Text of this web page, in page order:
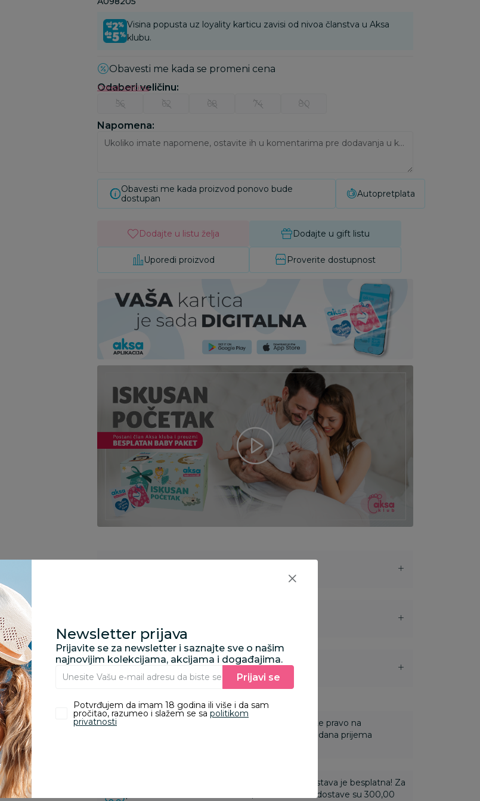
Visina popusta uz loyality karticu zavisi od nivoa članstva u Aksa
klubu.
Obavesti me kada se promeni cena
Odaberi veličinu:
Odredi veličinu
56 62 68 74 80
Napomena:
Ukoliko imate napomene, ostavite ih u komentarima pre dodavanja u korpu:
Obavesti me kada proizvod ponovo bude
dostupan
Autopretplata
Dodajte u listu želja Dodajte u gift listu
Uporedi proizvod Proverite dostupnost
Pronađite u prodavnici
Kupovina bez rizika: Za online porudžbine imate pravo na
odustajanje od kupovine u roku od 14 dana od dana prijema
Za porudžbine vrednosti 3.500,00 rsd i više dostava je besplatna! Za
porudžbine vrednosti do 3.499,99 rsd troškovi dostave su 300,00
Newsletter prijava
Prijavite se za newsletter i saznajte sve o našim
najnovijim kolekcijama, akcijama i događajima.
Unesite Vašu e‑mail adresu da biste se prijavili na newsletter.
Prijavi se
Potvrđujem da imam 18 godina ili više i da sam
pročitao, razumeo i slažem se sa politikom
privatnosti